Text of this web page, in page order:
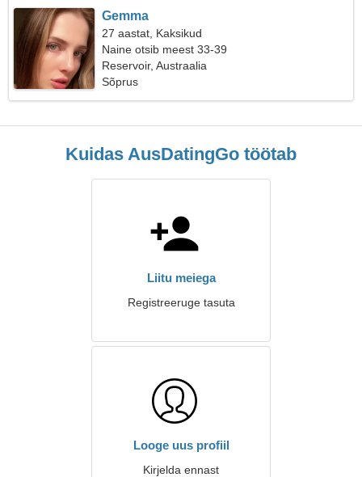
Gemma
27 aastat, Kaksikud
Naine otsib meest 33-39
Reservoir, Austraalia
Sõprus
Kuidas AusDatingGo töötab
Liitu meiega
Registreeruge tasuta
Looge uus profiil
Kirjelda ennast